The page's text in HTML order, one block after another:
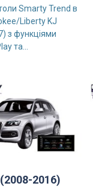
Smarty Trend в
Liberty KJ
з функціями
та...
2016)